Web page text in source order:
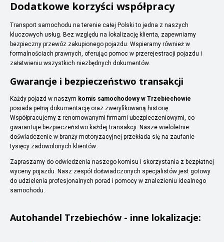
Dodatkowe korzyści współpracy
Transport samochodu na terenie całej Polski to jedna z naszych
kluczowych usług. Bez względu na lokalizację klienta, zapewniamy
bezpieczny przewóz zakupionego pojazdu. Wspieramy również w
formalnościach prawnych, oferując pomoc w przerejestracji pojazdu i
załatwieniu wszystkich niezbędnych dokumentów.
Gwarancje i bezpieczeństwo transakcji
Każdy pojazd w naszym komis samochodowy w Trzebiechowie
posiada pełną dokumentację oraz zweryfikowaną historię.
Współpracujemy z renomowanymi firmami ubezpieczeniowymi, co
gwarantuje bezpieczeństwo każdej transakcji. Nasze wieloletnie
doświadczenie w branży motoryzacyjnej przekłada się na zaufanie
tysięcy zadowolonych klientów.
Zapraszamy do odwiedzenia naszego komisu i skorzystania z bezpłatnej
wyceny pojazdu. Nasz zespół doświadczonych specjalistów jest gotowy
do udzielenia profesjonalnych porad i pomocy w znalezieniu idealnego
samochodu.
Autohandel Trzebiechów - inne lokalizacje: